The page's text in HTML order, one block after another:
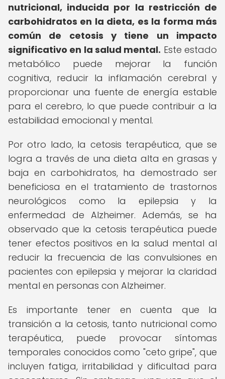
nutricional, inducida por la restricción de
carbohidratos en la dieta, es la forma más
común de cetosis y tiene un impacto
significativo en la salud mental. Este estado
metabólico puede mejorar la función
cognitiva, reducir la inflamación cerebral y
proporcionar una fuente de energía estable
para el cerebro, lo que puede contribuir a la
estabilidad emocional y mental.
Por otro lado, la cetosis terapéutica, que se
logra a través de una dieta alta en grasas y
baja en carbohidratos, ha demostrado ser
beneficiosa en el tratamiento de trastornos
neurológicos como la epilepsia y la
enfermedad de Alzheimer. Además, se ha
observado que la cetosis terapéutica puede
tener efectos positivos en la salud mental al
reducir la frecuencia de las convulsiones en
pacientes con epilepsia y mejorar la claridad
mental en personas con Alzheimer.
Es importante tener en cuenta que la
transición a la cetosis, tanto nutricional como
terapéutica, puede provocar síntomas
temporales conocidos como "ceto gripe", que
incluyen fatiga, irritabilidad y dificultad para